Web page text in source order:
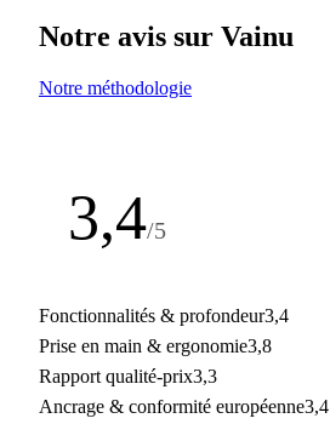
Notre avis sur Vainu
Notre méthodologie
3,4/5
Fonctionnalités & profondeur3,4
Prise en main & ergonomie3,8
Rapport qualité-prix3,3
Ancrage & conformité européenne3,4